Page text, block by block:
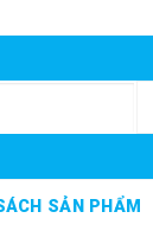
SẢN PHẨM